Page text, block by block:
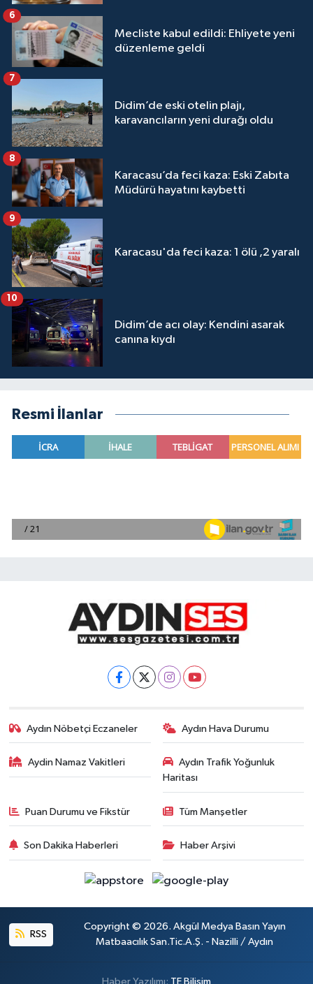
Mecliste kabul edildi: Ehliyete yeni
düzenleme geldi
6
Didim’de eski otelin plajı,
karavancıların yeni durağı oldu
7
Karacasu’da feci kaza: Eski Zabıta
Müdürü hayatını kaybetti
8
Karacasu'da feci kaza: 1 ölü ,2 yaralı
9
Didim’de acı olay: Kendini asarak
canına kıydı
10
Resmi İlanlar
Aydın Nöbetçi Eczaneler Aydın Hava Durumu
Aydin Namaz Vakitleri
Aydın Trafik Yoğunluk
Haritası
Puan Durumu ve Fikstür Tüm Manşetler
Son Dakika Haberleri Haber Arşivi
RSS
Copyright © 2026. Akgül Medya Basın Yayın
Matbaacılık San.Tic.A.Ş. - Nazilli / Aydın
Haber Yazılımı: TE Bilişim